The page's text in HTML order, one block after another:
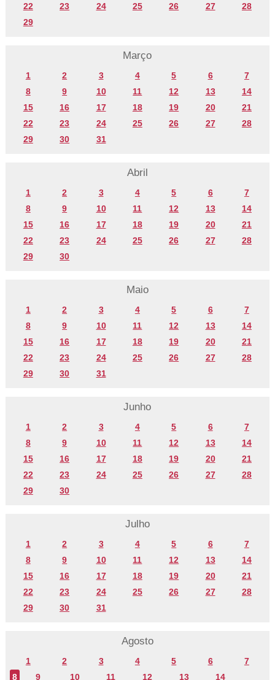
22
23 24 25 26 27
28
29
Março
1 2 3 4 5 6
7
8
9 10 11 12 13
14
15
16 17 18 19 20
21
22
23 24 25 26 27
28
29
30 31
Abril
1 2 3 4 5 6
7
8
9 10 11 12 13
14
15
16 17 18 19 20
21
22
23 24 25 26 27
28
29
30
Maio
1 2 3 4 5 6
7
8
9 10 11 12 13
14
15
16 17 18 19 20
21
22
23 24 25 26 27
28
29
30 31
Junho
1 2 3 4 5 6
7
8
9 10 11 12 13
14
15
16 17 18 19 20
21
22
23 24 25 26 27
28
29
30
Julho
1 2 3 4 5 6
7
8
9 10 11 12 13
14
15
16 17 18 19 20
21
22
23 24 25 26 27
28
29
30 31
Agosto
1 2 3 4 5 6
7
8
9 10 11 12 13 14